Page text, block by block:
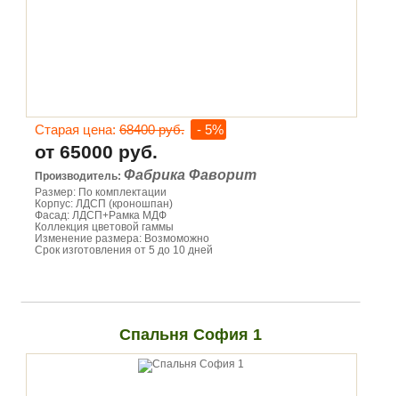
Старая цена: 68400 руб. - 5%
от 65000 руб.
Производитель: Фабрика Фаворит
Размер: По комплектации
Корпус: ЛДСП (кроношпан)
Фасад: ЛДСП+Рамка МДФ
Коллекция цветовой гаммы
Изменение размера: Возмоможно
Срок изготовления от 5 до 10 дней
Спальня София 1